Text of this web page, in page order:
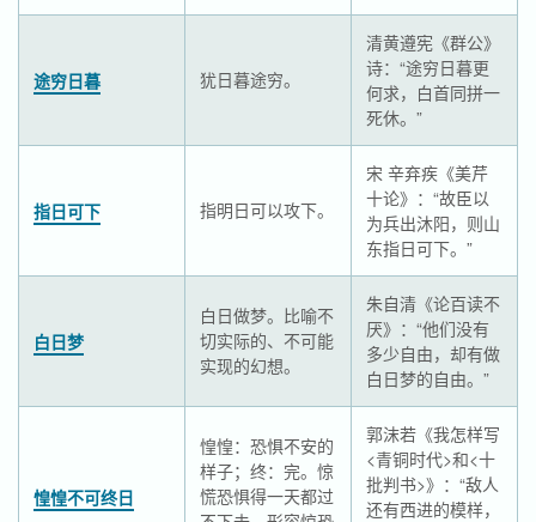
途穷日暮 犹日暮途穷。
清黄遵宪《群公》
诗：“途穷日暮更
何求，白首同拼一
死休。”
指日可下 指明日可以攻下。
宋 辛弃疾《美芹
十论》：“故臣以
为兵出沐阳，则山
东指日可下。”
白日梦
白日做梦。比喻不
切实际的、不可能
实现的幻想。
朱自清《论百读不
厌》：“他们没有
多少自由，却有做
白日梦的自由。”
惶惶不可终日
惶惶：恐惧不安的
样子；终：完。惊
慌恐惧得一天都过
郭沫若《我怎样写
<青铜时代>和<十
批判书>》：“敌人
还有西进的模样，